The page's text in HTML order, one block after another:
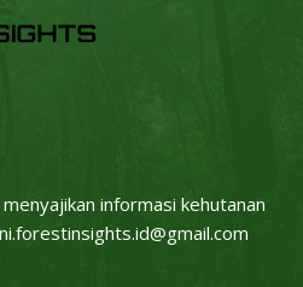
informasi kehutanan